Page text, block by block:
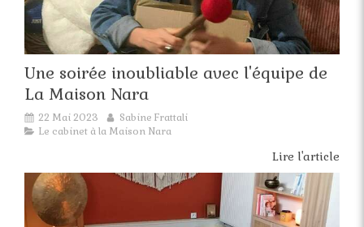
Une soirée inoubliable avec l'équipe de
La Maison Nara
22 Mai 2023
Sabine Frattali
Le cabinet à la Maison Nara
Lire l'article